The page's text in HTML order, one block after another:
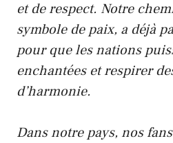
et de respect. Notre
symbole de paix, a déjà
pour que les nations
enchantées et respirer
d’harmonie.
Dans notre pays, nos